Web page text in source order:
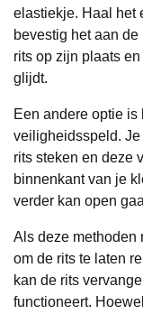
elastiekje. Haal het
bevestig het aan
rits op zijn plaats
glijdt.
Een andere optie is
veiligheidsspeld.
rits steken en deze
binnenkant van je
verder kan open
Als deze methoden
om de rits te laten
kan de rits
functioneert.